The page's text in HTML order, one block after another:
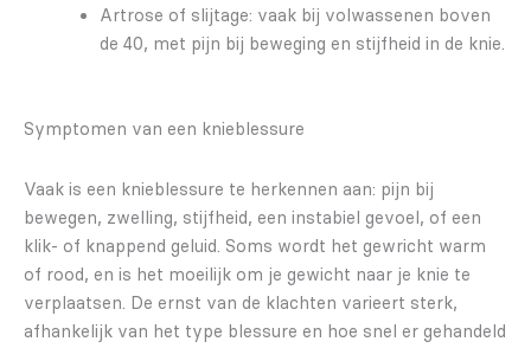
Artrose of slijtage: vaak bij volwassenen boven
de 40, met pijn bij beweging en stijfheid in de knie.
Symptomen van een knieblessure
Vaak is een knieblessure te herkennen aan: pijn bij
bewegen, zwelling, stijfheid, een instabiel gevoel, of een
klik- of knappend geluid. Soms wordt het gewricht warm
of rood, en is het moeilijk om je gewicht naar je knie te
verplaatsen. De ernst van de klachten varieert sterk,
afhankelijk van het type blessure en hoe snel er gehandeld